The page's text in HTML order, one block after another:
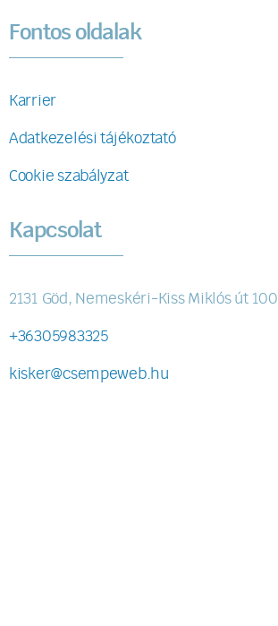
Fontos oldalak
Karrier
Adatkezelési tájékoztató
Cookie szabályzat
Kapcsolat
2131 Göd, Nemeskéri-Kiss Miklós út 100.
+36305983325
kisker@csempeweb.hu